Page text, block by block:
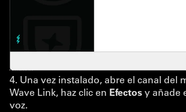
4. Una vez instalado, abre el canal del
Wave Link, haz clic en Efectosy añade
voz.